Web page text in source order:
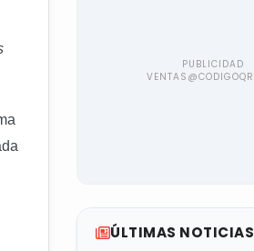
ÚLTIMAS NOTICIAS